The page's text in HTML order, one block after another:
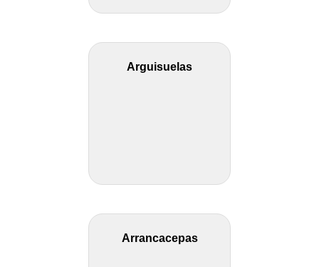
Arguisuelas
Arrancacepas